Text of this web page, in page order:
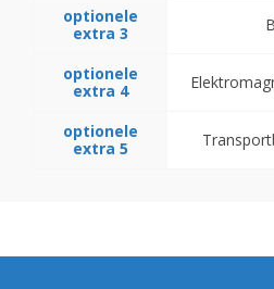
optionele
extra 3
optionele
extra 4
optionele
extra 5